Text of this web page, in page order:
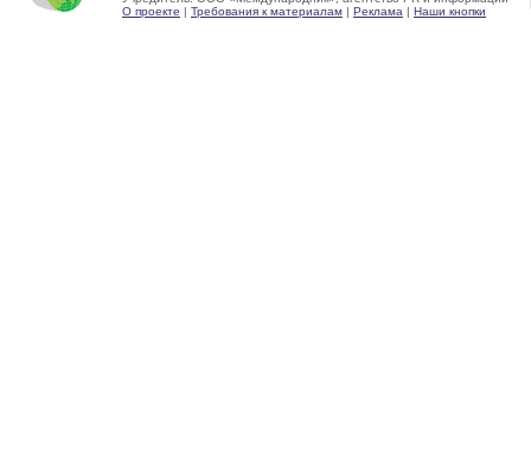
О проекте | Требования к материалам | Реклама | Наши кнопки